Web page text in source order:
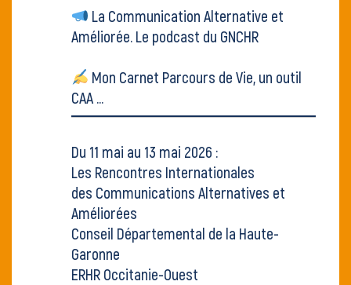
La Communication Alternative et
Améliorée. Le podcast du GNCHR
Mon Carnet Parcours de Vie, un outil
CAA ...
Du 11 mai au 13 mai 2026 :
Les Rencontres Internationales
des Communications Alternatives et
Améliorées
Conseil Départemental de la Haute-
Garonne
ERHR Occitanie-Ouest